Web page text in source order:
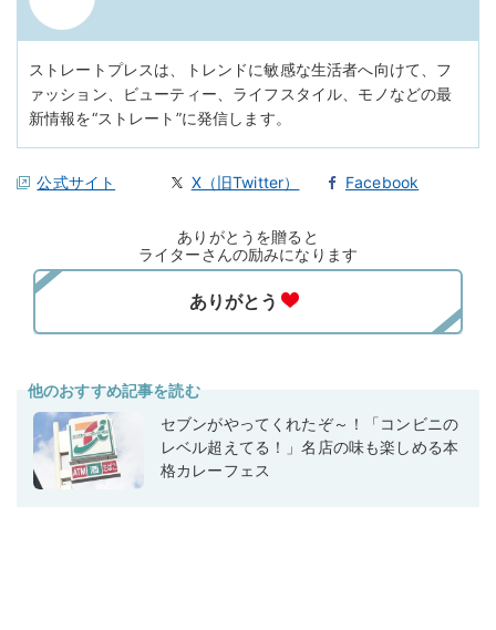
ストレートプレスは、トレンドに敏感な生活者へ向けて、フ
ァッション、ビューティー、ライフスタイル、モノなどの最
新情報を“ストレート”に発信します。
公式サイト X（旧Twitter） Facebook
ありがとうを贈ると
ライターさんの励みになります
他のおすすめ記事を読む
セブンがやってくれたぞ～！「コンビニの
レベル超えてる！」名店の味も楽しめる本
格カレーフェス